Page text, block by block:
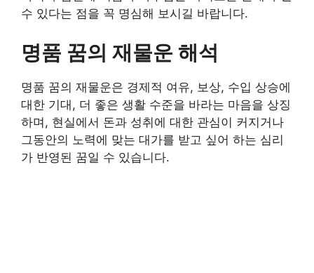
수 있다는 점을 꼭 명심해 보시길 바랍니다.
명품 꿈의 재물운 해석
명품 꿈의 재물운은 경제적 여유, 보상, 수입 상승에
대한 기대, 더 좋은 생활 수준을 바라는 마음을 상징
하며, 현실에서 돈과 성취에 대한 관심이 커지거나
그동안의 노력에 맞는 대가를 받고 싶어 하는 심리
가 반영된 꿈일 수 있습니다.